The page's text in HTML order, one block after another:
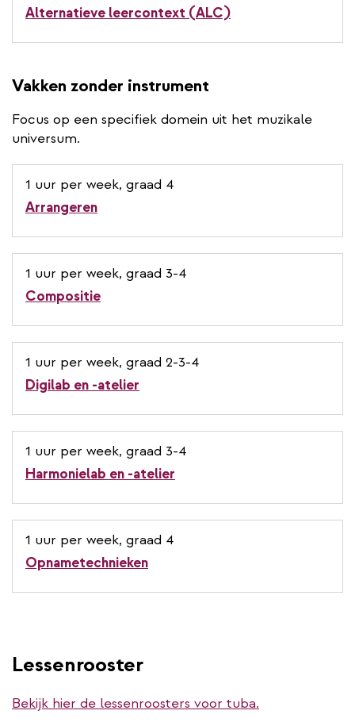
Alternatieve leercontext (ALC)
Vakken zonder instrument
Focus op een specifiek domein uit het muzikale
universum.
1 uur per week, graad 4
Arrangeren
1 uur per week, graad 3-4
Compositie
1 uur per week, graad 2-3-4
Digilab en -atelier
1 uur per week, graad 3-4
Harmonielab en -atelier
1 uur per week, graad 4
Opnametechnieken
Lessenrooster
Bekijk hier de lessenroosters voor tuba.